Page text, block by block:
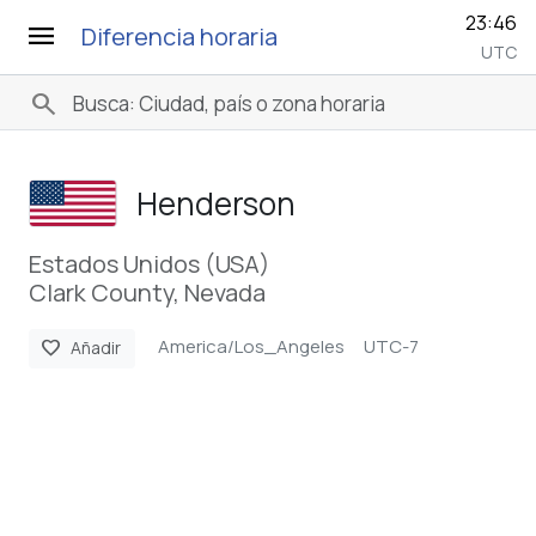
menu Diferencia horaria 23:46
UTC
search
Henderson
Estados Unidos (USA)
Clark County, Nevada
favorite Añadir America/Los_Angeles UTC-7